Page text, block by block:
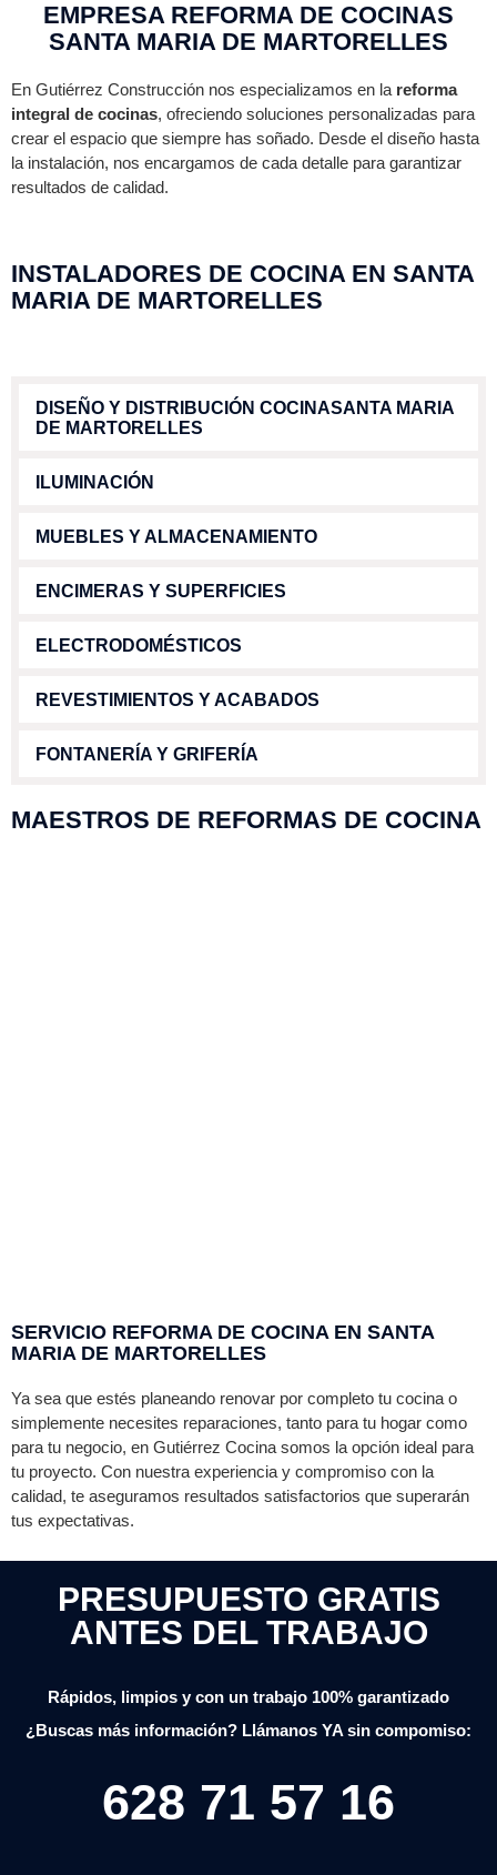
EMPRESA REFORMA DE COCINAS
SANTA MARIA DE MARTORELLES
En Gutiérrez Construcción nos especializamos en la reforma
integral de cocinas, ofreciendo soluciones personalizadas para
crear el espacio que siempre has soñado. Desde el diseño hasta
la instalación, nos encargamos de cada detalle para garantizar
resultados de calidad.
INSTALADORES DE COCINA EN SANTA
MARIA DE MARTORELLES
DISEÑO Y DISTRIBUCIÓN COCINASANTA MARIA
DE MARTORELLES
ILUMINACIÓN
MUEBLES Y ALMACENAMIENTO
ENCIMERAS Y SUPERFICIES
ELECTRODOMÉSTICOS
REVESTIMIENTOS Y ACABADOS
FONTANERÍA Y GRIFERÍA
MAESTROS DE REFORMAS DE COCINA
SERVICIO REFORMA DE COCINA EN SANTA
MARIA DE MARTORELLES
Ya sea que estés planeando renovar por completo tu cocina o
simplemente necesites reparaciones, tanto para tu hogar como
para tu negocio, en Gutiérrez Cocina somos la opción ideal para
tu proyecto. Con nuestra experiencia y compromiso con la
calidad, te aseguramos resultados satisfactorios que superarán
tus expectativas.
PRESUPUESTO GRATIS
ANTES DEL TRABAJO
Rápidos, limpios y con un trabajo 100% garantizado
¿Buscas más información? Llámanos YA sin compomiso:
628 71 57 16